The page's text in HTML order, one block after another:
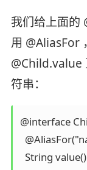
我们给上面的
用 @AliasFor
@Child.value
符串：
@interface
String